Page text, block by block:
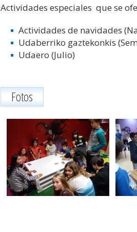
Actividades especiales que se
Actividades de navidades
Udaberriko gaztekonkis
Udaero (Julio)
Fotos